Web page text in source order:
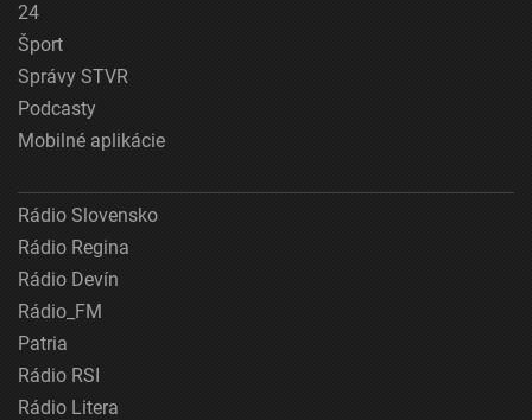
24
Šport
Správy STVR
Podcasty
Mobilné aplikácie
Rádio Slovensko
Rádio Regina
Rádio Devín
Rádio_FM
Patria
Rádio RSI
Rádio Litera